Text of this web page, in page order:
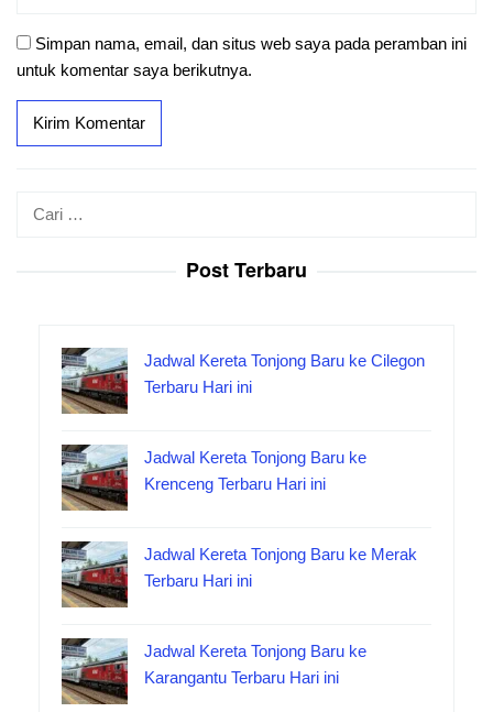
Simpan nama, email, dan situs web saya pada peramban ini
untuk komentar saya berikutnya.
Post Terbaru
Jadwal Kereta Tonjong Baru ke Cilegon
Terbaru Hari ini
Jadwal Kereta Tonjong Baru ke
Krenceng Terbaru Hari ini
Jadwal Kereta Tonjong Baru ke Merak
Terbaru Hari ini
Jadwal Kereta Tonjong Baru ke
Karangantu Terbaru Hari ini